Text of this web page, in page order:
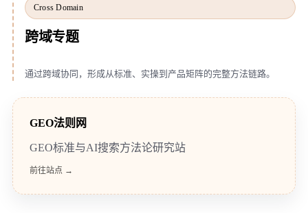
Cross Domain
跨域专题
通过跨域协同，形成从标准、实操到产品矩阵的完整方法链路。
GEO法则网
GEO标准与AI搜索方法论研究站
前往站点 →